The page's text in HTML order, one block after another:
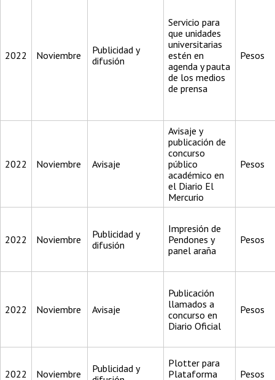
2022 Noviembre
Publicidad y
difusión
Servicio para
que unidades
universitarias
estén en
agenda y pauta
de los medios
de prensa
Pesos
2022 Noviembre Avisaje
Avisaje y
publicación de
concurso
público
académico en
el Diario El
Mercurio
Pesos
2022 Noviembre
Publicidad y
difusión
Impresión de
Pendones y
panel araña
Pesos
2022 Noviembre Avisaje
Publicación
llamados a
concurso en
Diario Oficial
Pesos
2022 Noviembre
Publicidad y
Plotter para
Plataforma
Pesos